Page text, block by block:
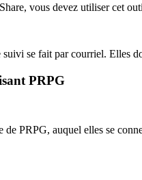
vous devez utiliser cet
suivi se fait par courriel. Elles
PRPG
PRPG, auquel elles se